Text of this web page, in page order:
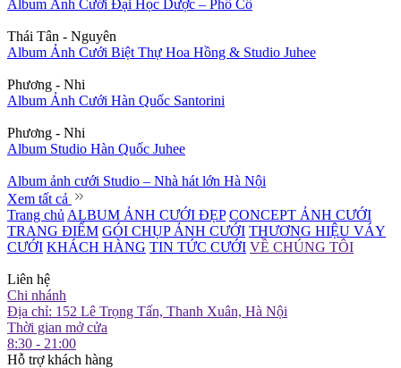
Album Ảnh Cưới Đại Học Dược – Phố Cổ
Thái Tân - Nguyên
Album Ảnh Cưới Biệt Thự Hoa Hồng & Studio Juhee
Phương - Nhi
Album Ảnh Cưới Hàn Quốc Santorini
Phương - Nhi
Album Studio Hàn Quốc Juhee
Album ảnh cưới Studio – Nhà hát lớn Hà Nội
Xem tất cả
Trang chủ ALBUM ẢNH CƯỚI ĐẸP CONCEPT ẢNH CƯỚI
TRANG ĐIỂM GÓI CHỤP ẢNH CƯỚI THƯƠNG HIỆU VÁY
CƯỚI KHÁCH HÀNG TIN TỨC CƯỚI VỀ CHÚNG TÔI
Liên hệ
Chi nhánh
Địa chỉ: 152 Lê Trọng Tấn, Thanh Xuân, Hà Nội
Thời gian mở cửa
8:30 - 21:00
Hỗ trợ khách hàng